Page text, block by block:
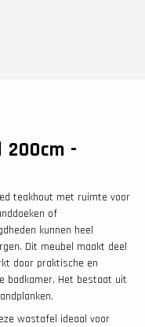
200cm -
teakhout met ruimte voor
of
kunnen heel
Dit meubel maakt deel
door praktische en
badkamer. Het bestaat uit
wastafel ideaal voor